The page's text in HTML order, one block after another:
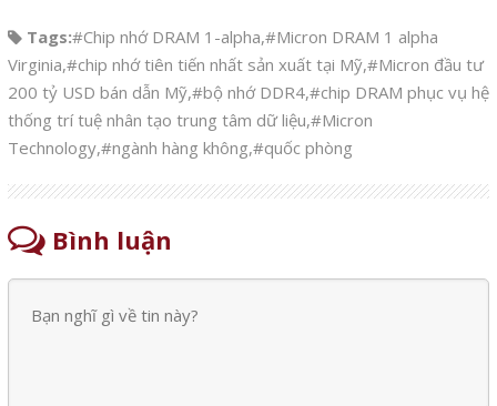
Tags:#Chip nhớ DRAM 1-alpha,#Micron DRAM 1 alpha
Virginia,#chip nhớ tiên tiến nhất sản xuất tại Mỹ,#Micron đầu tư
200 tỷ USD bán dẫn Mỹ,#bộ nhớ DDR4,#chip DRAM phục vụ hệ
thống trí tuệ nhân tạo trung tâm dữ liệu,#Micron
Technology,#ngành hàng không,#quốc phòng
Bình luận